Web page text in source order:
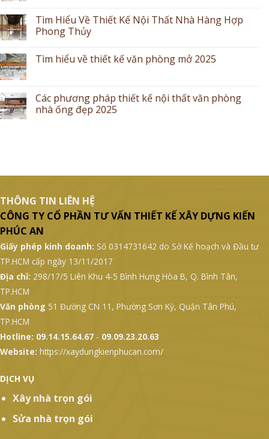
Tìm Hiểu Về Thiết Kế Nội Thất Nhà Hàng Hợp
Phong Thủy
Tìm hiểu về thiết kế văn phòng mở 2025
Các phương pháp thiết kế nội thất văn phòng
nhà ống đẹp 2025
THÔNG TIN LIÊN HỆ
CÔNG TY CỔ PHẦN TƯ VẤN THIẾT KẾ XÂY DỰNG KIẾN
PHÚC AN
Giấy phép kinh doanh: Số 0314731642 do Sở Kế hoạch và Đầu tư
TP.HCM cấp ngày 13/11/2017
Địa chỉ: 298/17/5 Liên Khu 4-5 Bình Hưng Hòa B, Q. Bình Tân,
TP.HCM
Văn phòng 51 Đường CN 11, Phường Sơn Kỳ, Quận Tân Phú,
TP.HCM
Hotline: 09.14.15.64.67 - 09.09.23.20.63
Website: https://xaydungkienphucan.com/
DỊCH VỤ
Xây nhà trọn gói
Sửa nhà trọn gói